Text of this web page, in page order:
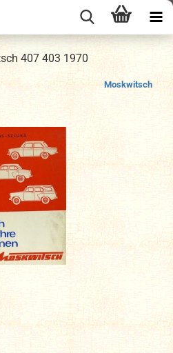
407 403 1970
Moskwitsch